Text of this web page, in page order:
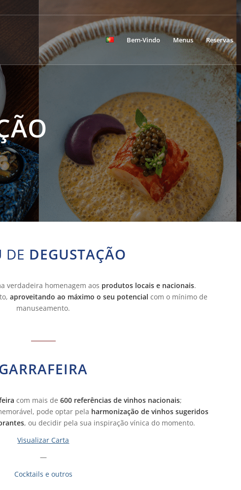
Bem-Vindo Menus Reservas
DE DEGUSTAÇÃO
verdadeira homenagem aos produtos locais e nacionais.
aproveitando ao máximo o seu potencial com o mínimo de
manuseamento.
com mais de 600 referências de vinhos nacionais;
pode optar pela harmonização de vinhos sugeridos
, ou decidir pela sua inspiração vínica do momento.
Visualizar Carta
—
Cocktails e outros